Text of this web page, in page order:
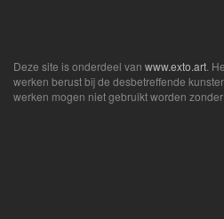
Deze site is onderdeel van www.exto.art .
werken berust bij de desbetreffende
werken mogen niet gebruikt worden